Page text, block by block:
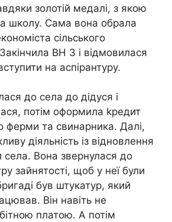
золотій медалі, з якою
школу. Сама вона обрала
сільського
ВН З і відмовилася
на аспірантуру.
до села до дідуся і
потім оформила kредит
ферми та свинарника. Далі,
діяльність із відновлення
села. Вона звернулася до
зайнятості, щоб у неї були
був штукатур, який
Він навіть не
платою. А потім